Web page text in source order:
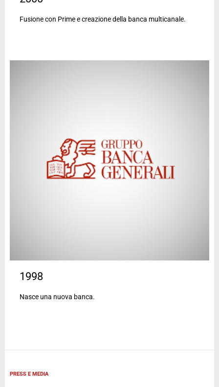
Fusione con Prime e creazione della banca multicanale.
1998
Nasce una nuova banca.
PRESS E MEDIA